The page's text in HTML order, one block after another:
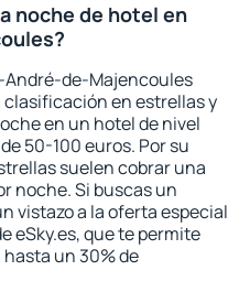
noche de hotel en
André-de-Majencoules
clasificación en estrellas y
en un hotel de nivel
50-100 euros. Por su
suelen cobrar una
noche. Si buscas un
vistazo a la oferta especial
eSky.es, que te permite
un 30% de